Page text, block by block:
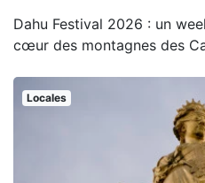
Dahu Festival 2026 : un
cœur des montagnes des
Locales